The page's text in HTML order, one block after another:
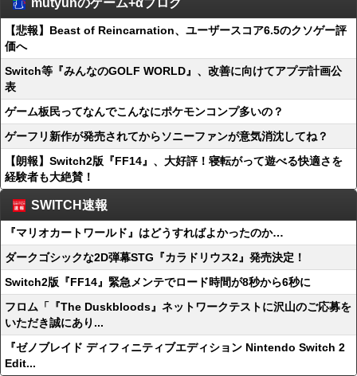
mutyunのゲーム+αブログ
【悲報】Beast of Reincarnation、ユーザースコア6.5のクソゲー評
価へ
Switch等『みんなのGOLF WORLD』、改善に向けてアプデ計画公
表
ゲーム板民ってなんでこんなにポケモンコンプ多いの？
ゲーフリ新作が発売されてからソニーファンが意気消沈してね？
【朗報】Switch2版『FF14』、大好評！寝転がって遊べる快適さを
経験者も大絶賛！
SWITCH速報
『マリオカートワールド』はどうすればよかったのか…
ダークゴシックな2D弾幕STG『カラドリウス2』発売決定！
Switch2版『FF14』緊急メンテでロード時間が8秒から6秒に
フロム「『The Duskbloods』ネットワークテストに沢山のご応募を
いただき誠にあり...
『ゼノブレイド ディフィニティブエディション Nintendo Switch 2
Edit...